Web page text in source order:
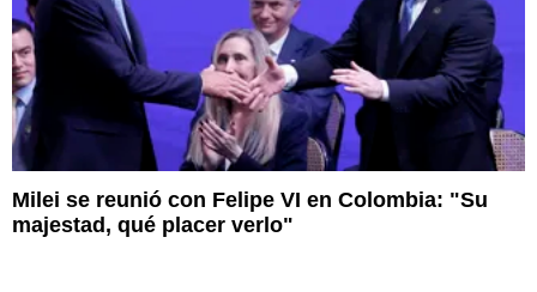
Milei se reunió con Felipe VI en Colombia: "Su
majestad, qué placer verlo"